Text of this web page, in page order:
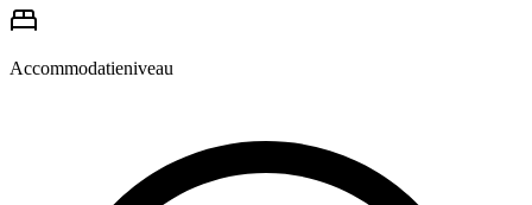
Accommodatieniveau